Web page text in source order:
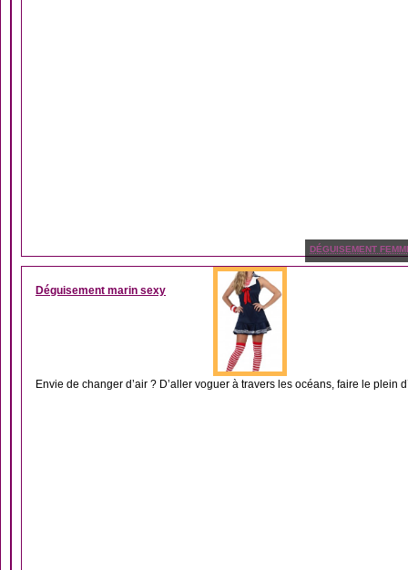
DÉGUISEMENT
Déguisement marin sexy
Envie de changer d’air ? D’aller voguer à travers les océans, faire le plein